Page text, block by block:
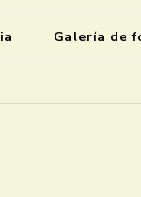
Galería de